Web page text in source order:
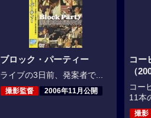
ブロック・パーティー
ライブの3日前、発案者で...
撮影監督 2006年11月公開
コー
（
コー
11本
撮影